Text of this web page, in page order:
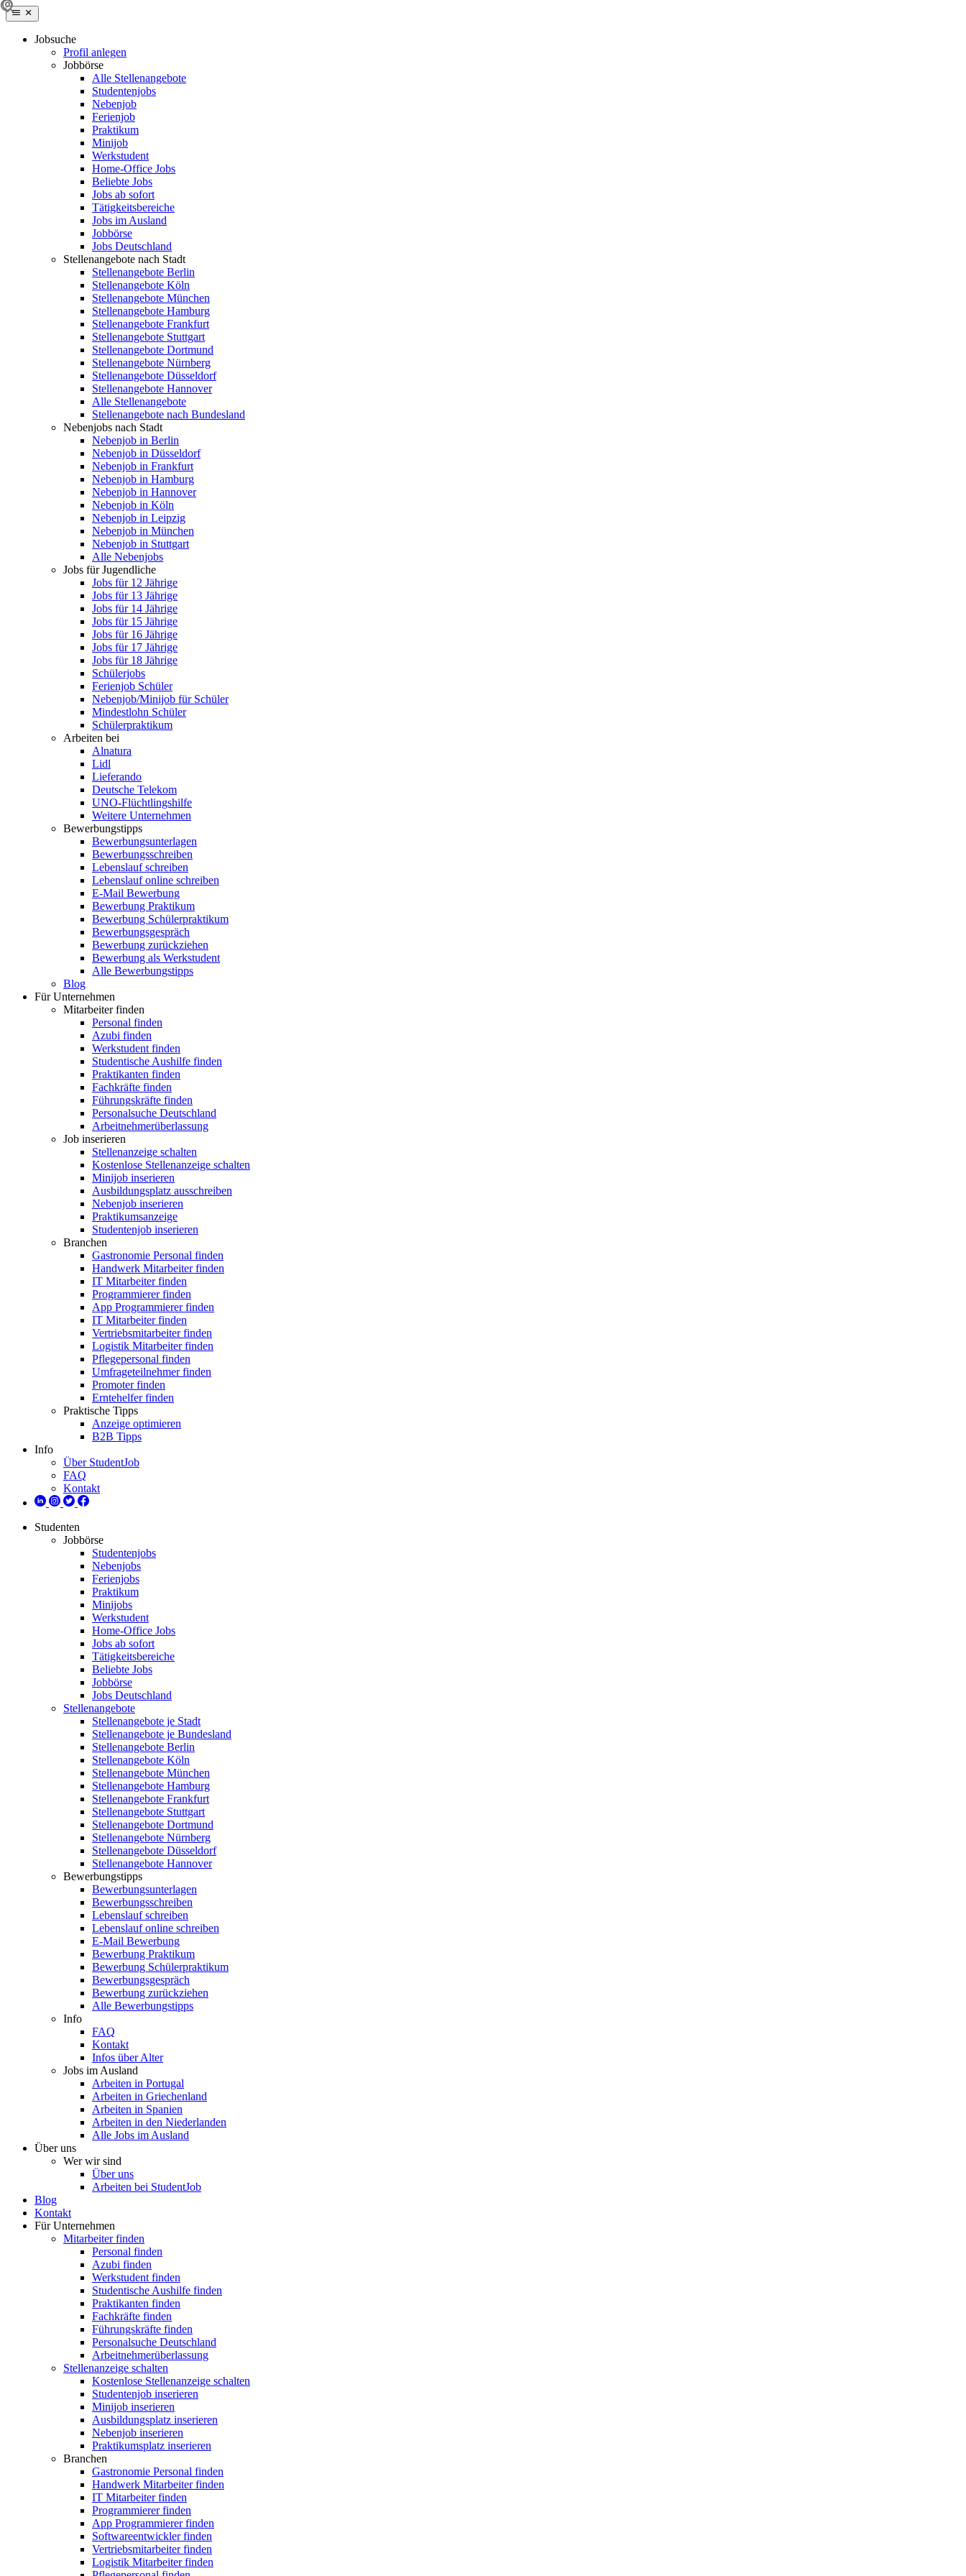
Jobsuche
Profil anlegen
Jobbörse
Alle Stellenangebote
Studentenjobs
Nebenjob
Ferienjob
Praktikum
Minijob
Werkstudent
Home-Office Jobs
Beliebte Jobs
Jobs ab sofort
Tätigkeitsbereiche
Jobs im Ausland
Jobbörse
Jobs Deutschland
Stellenangebote nach Stadt
Stellenangebote Berlin
Stellenangebote Köln
Stellenangebote München
Stellenangebote Hamburg
Stellenangebote Frankfurt
Stellenangebote Stuttgart
Stellenangebote Dortmund
Stellenangebote Nürnberg
Stellenangebote Düsseldorf
Stellenangebote Hannover
Alle Stellenangebote
Stellenangebote nach Bundesland
Nebenjobs nach Stadt
Nebenjob in Berlin
Nebenjob in Düsseldorf
Nebenjob in Frankfurt
Nebenjob in Hamburg
Nebenjob in Hannover
Nebenjob in Köln
Nebenjob in Leipzig
Nebenjob in München
Nebenjob in Stuttgart
Alle Nebenjobs
Jobs für Jugendliche
Jobs für 12 Jährige
Jobs für 13 Jährige
Jobs für 14 Jährige
Jobs für 15 Jährige
Jobs für 16 Jährige
Jobs für 17 Jährige
Jobs für 18 Jährige
Schülerjobs
Ferienjob Schüler
Nebenjob/Minijob für Schüler
Mindestlohn Schüler
Schülerpraktikum
Arbeiten bei
Alnatura
Lidl
Lieferando
Deutsche Telekom
UNO-Flüchtlingshilfe
Weitere Unternehmen
Bewerbungstipps
Bewerbungsunterlagen
Bewerbungsschreiben
Lebenslauf schreiben
Lebenslauf online schreiben
E-Mail Bewerbung
Bewerbung Praktikum
Bewerbung Schülerpraktikum
Bewerbungsgespräch
Bewerbung zurückziehen
Bewerbung als Werkstudent
Alle Bewerbungstipps
Blog
Für Unternehmen
Mitarbeiter finden
Personal finden
Azubi finden
Werkstudent finden
Studentische Aushilfe finden
Praktikanten finden
Fachkräfte finden
Führungskräfte finden
Personalsuche Deutschland
Arbeitnehmerüberlassung
Job inserieren
Stellenanzeige schalten
Kostenlose Stellenanzeige schalten
Minijob inserieren
Ausbildungsplatz ausschreiben
Nebenjob inserieren
Praktikumsanzeige
Studentenjob inserieren
Branchen
Gastronomie Personal finden
Handwerk Mitarbeiter finden
IT Mitarbeiter finden
Programmierer finden
App Programmierer finden
IT Mitarbeiter finden
Vertriebsmitarbeiter finden
Logistik Mitarbeiter finden
Pflegepersonal finden
Umfrageteilnehmer finden
Promoter finden
Erntehelfer finden
Praktische Tipps
Anzeige optimieren
B2B Tipps
Info
Über StudentJob
FAQ
Kontakt
Studenten
Jobbörse
Studentenjobs
Nebenjobs
Ferienjobs
Praktikum
Minijobs
Werkstudent
Home-Office Jobs
Jobs ab sofort
Tätigkeitsbereiche
Beliebte Jobs
Jobbörse
Jobs Deutschland
Stellenangebote
Stellenangebote je Stadt
Stellenangebote je Bundesland
Stellenangebote Berlin
Stellenangebote Köln
Stellenangebote München
Stellenangebote Hamburg
Stellenangebote Frankfurt
Stellenangebote Stuttgart
Stellenangebote Dortmund
Stellenangebote Nürnberg
Stellenangebote Düsseldorf
Stellenangebote Hannover
Bewerbungstipps
Bewerbungsunterlagen
Bewerbungsschreiben
Lebenslauf schreiben
Lebenslauf online schreiben
E-Mail Bewerbung
Bewerbung Praktikum
Bewerbung Schülerpraktikum
Bewerbungsgespräch
Bewerbung zurückziehen
Alle Bewerbungstipps
Info
FAQ
Kontakt
Infos über Alter
Jobs im Ausland
Arbeiten in Portugal
Arbeiten in Griechenland
Arbeiten in Spanien
Arbeiten in den Niederlanden
Alle Jobs im Ausland
Über uns
Wer wir sind
Über uns
Arbeiten bei StudentJob
Blog
Kontakt
Für Unternehmen
Mitarbeiter finden
Personal finden
Azubi finden
Werkstudent finden
Studentische Aushilfe finden
Praktikanten finden
Fachkräfte finden
Führungskräfte finden
Personalsuche Deutschland
Arbeitnehmerüberlassung
Stellenanzeige schalten
Kostenlose Stellenanzeige schalten
Studentenjob inserieren
Minijob inserieren
Ausbildungsplatz inserieren
Nebenjob inserieren
Praktikumsplatz inserieren
Branchen
Gastronomie Personal finden
Handwerk Mitarbeiter finden
IT Mitarbeiter finden
Programmierer finden
App Programmierer finden
Softwareentwickler finden
Vertriebsmitarbeiter finden
Logistik Mitarbeiter finden